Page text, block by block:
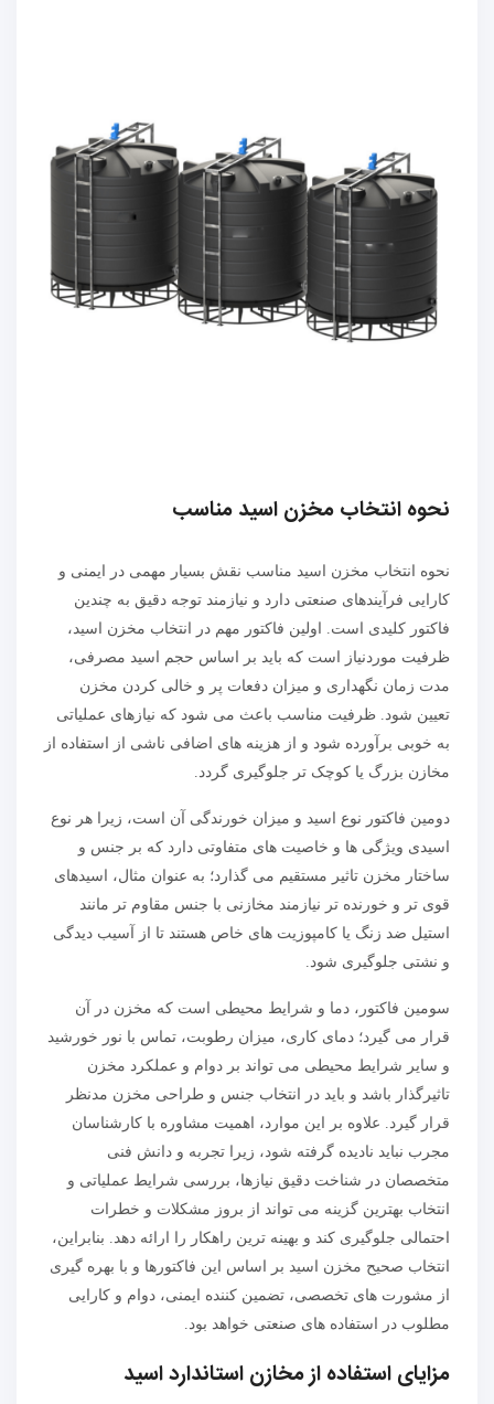
نحوه انتخاب مخزن اسید مناسب
نحوه انتخاب مخزن اسید مناسب نقش بسیار مهمی در ایمنی و
کارایی فرآیندهای صنعتی دارد و نیازمند توجه دقیق به چندین
فاکتور کلیدی است. اولین فاکتور مهم در انتخاب مخزن اسید،
ظرفیت موردنیاز است که باید بر اساس حجم اسید مصرفی،
مدت زمان نگهداری و میزان دفعات پر و خالی کردن مخزن
تعیین شود. ظرفیت مناسب باعث می شود که نیازهای عملیاتی
به خوبی برآورده شود و از هزینه های اضافی ناشی از استفاده از
مخازن بزرگ یا کوچک تر جلوگیری گردد.
دومین فاکتور نوع اسید و میزان خورندگی آن است، زیرا هر نوع
اسیدی ویژگی ها و خاصیت های متفاوتی دارد که بر جنس و
ساختار مخزن تاثیر مستقیم می گذارد؛ به عنوان مثال، اسیدهای
قوی تر و خورنده تر نیازمند مخازنی با جنس مقاوم تر مانند
استیل ضد زنگ یا کامپوزیت های خاص هستند تا از آسیب دیدگی
و نشتی جلوگیری شود.
سومین فاکتور، دما و شرایط محیطی است که مخزن در آن
قرار می گیرد؛ دمای کاری، میزان رطوبت، تماس با نور خورشید
و سایر شرایط محیطی می تواند بر دوام و عملکرد مخزن
تاثیرگذار باشد و باید در انتخاب جنس و طراحی مخزن مدنظر
قرار گیرد. علاوه بر این موارد، اهمیت مشاوره با کارشناسان
مجرب نباید نادیده گرفته شود، زیرا تجربه و دانش فنی
متخصصان در شناخت دقیق نیازها، بررسی شرایط عملیاتی و
انتخاب بهترین گزینه می تواند از بروز مشکلات و خطرات
احتمالی جلوگیری کند و بهینه ترین راهکار را ارائه دهد. بنابراین،
انتخاب صحیح مخزن اسید بر اساس این فاکتورها و با بهره گیری
از مشورت های تخصصی، تضمین کننده ایمنی، دوام و کارایی
مطلوب در استفاده های صنعتی خواهد بود.
مزایای استفاده از مخازن استاندارد اسید